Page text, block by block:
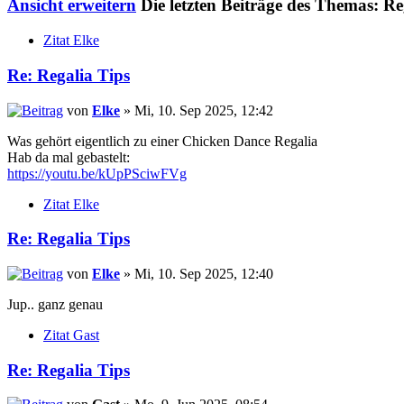
Ansicht erweitern Die letzten Beiträge des Themas:
Zitat Elke
Re: Regalia Tips
von Elke » Mi, 10. Sep 2025, 12:42
Was gehört eigentlich zu einer Chicken Dance Regalia
Hab da mal gebastelt:
https://youtu.be/kUpPSciwFVg
Zitat Elke
Re: Regalia Tips
von Elke » Mi, 10. Sep 2025, 12:40
Jup.. ganz genau
Zitat Gast
Re: Regalia Tips